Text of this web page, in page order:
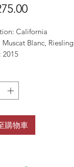
價
California
Blanc, Riesling
2015
購物車